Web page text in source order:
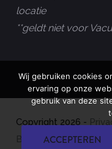
locatie
**geldt niet voor
Copyright 2026 -
Best4u Group B.V.
Wij gebruiken cookies
ervaring op onze
gebruik van deze
ACCEPTEREN